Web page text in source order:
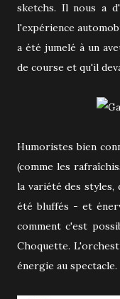
sketchs. Il nous a
l'expérience
a été jumelé à un
de course et qu'il
Humoristes bien
(comme les
la variété des
été bluffés - et
comment c'est
Choquette.
énergie au spectacle.